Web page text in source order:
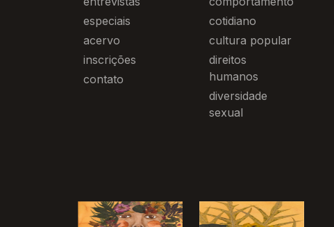
especiais
acervo
inscrições
contato
cotidiano
cultura popular
direitos
humanos
diversidade
sexual